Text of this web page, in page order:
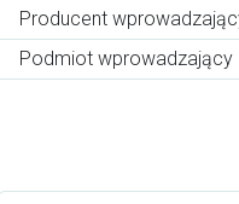
Producent
Podmiot wprowadzający